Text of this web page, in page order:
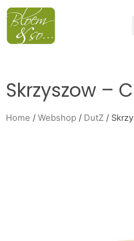
Skrzyszow –
Home / Webshop / DutZ /